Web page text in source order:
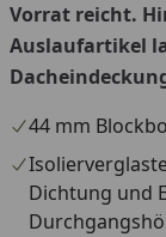
Vorrat reicht.
Auslaufartikel
44 mm
Dichtung und